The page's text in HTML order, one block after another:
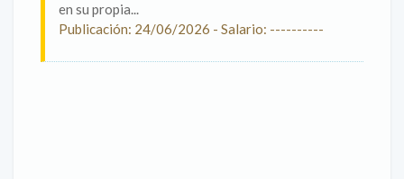
en su propia...
Publicación: 24/06/2026 - Salario: ----------